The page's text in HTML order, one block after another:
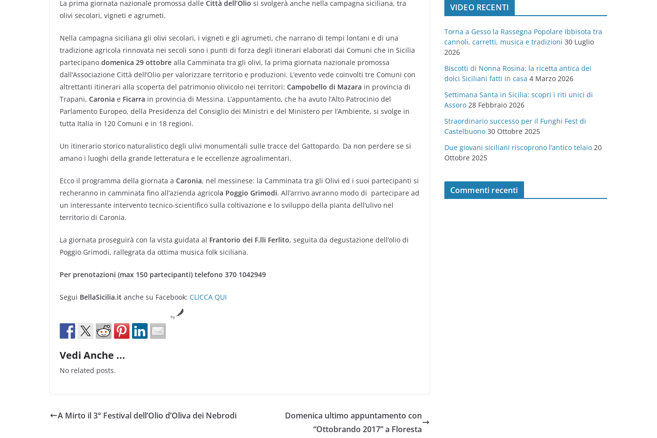
La prima giornata nazionale promossa dalle Città dell’Olio si svolgerà anche nella campagna siciliana, tra
olivi secolari, vigneti e agrumeti.
Nella campagna siciliana gli olivi secolari, i vigneti e gli agrumeti, che narrano di tempi lontani e di una
tradizione agricola rinnovata nei secoli sono i punti di forza degli itinerari elaborati dai Comuni che in Sicilia
partecipano domenica 29 ottobre alla Camminata tra gli olivi, la prima giornata nazionale promossa
dall’Associazione Città dell’Olio per valorizzare territorio e produzioni. L’evento vede coinvolti tre Comuni con
altrettanti itinerari alla scoperta del patrimonio olivicolo nei territori: Campobello di Mazara in provincia di
Trapani, Caronia e Ficarra in provincia di Messina. L’appuntamento, che ha avuto l’Alto Patrocinio del
Parlamento Europeo, della Presidenza del Consiglio dei Ministri e del Ministero per l’Ambiente, si svolge in
tutta Italia in 120 Comuni e in 18 regioni.
Un itinerario storico naturalistico degli ulivi monumentali sulle tracce del Gattopardo. Da non perdere se si
amano i luoghi della grande letteratura e le eccellenze agroalimentari.
Ecco il programma della giornata a Caronia, nel messinese: la Camminata tra gli Olivi ed i suoi partecipanti si
recheranno in camminata fino all’azienda agricola Poggio Grimodi. All’arrivo avranno modo di partecipare ad
un interessante intervento tecnico-scientifico sulla coltivazione e lo sviluppo della pianta dell’ulivo nel
territorio di Caronia.
La giornata proseguirà con la vista guidata al Frantorio dei F.lli Ferlito, seguita da degustazione dell’olio di
Poggio Grimodi, rallegrata da ottima musica folk siciliana.
Per prenotazioni (max 150 partecipanti) telefono 370 1042949
Segui BellaSicilia.it anche su Facebook: CLICCA QUI
by
Vedi Anche ...
No related posts.
A Mirto il 3° Festival dell’Olio d’Oliva dei Nebrodi
Domenica ultimo appuntamento con
“Ottobrando 2017” a Floresta
o
r
e
VIDEO RECENTI
Torna a Gesso la Rassegna Popolare Ibbisota tra
cannoli, carretti, musica e tradizioni 30 Luglio
2026
Biscotti di Nonna Rosina: la ricetta antica dei
dolci Siciliani fatti in casa 4 Marzo 2026
Settimana Santa in Sicilia: scopri i riti unici di
Assoro 28 Febbraio 2026
Straordinario successo per il Funghi Fest di
Castelbuono 30 Ottobre 2025
Due giovani siciliani riscoprono l’antico telaio 20
Ottobre 2025
Commenti recenti